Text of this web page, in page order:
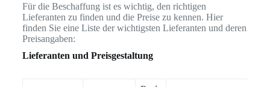
Für die Beschaffung ist es wichtig, den richtigen
Lieferanten zu finden und die Preise zu kennen. Hier
finden Sie eine Liste der wichtigsten Lieferanten und deren
Preisangaben:
Lieferanten und Preisgestaltung